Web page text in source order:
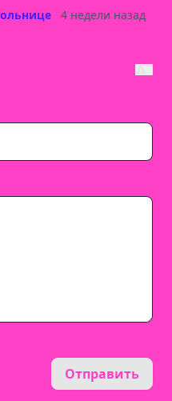
4 недели назад
Отправить